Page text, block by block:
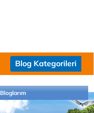
Blog Kategorileri
Bloglarım